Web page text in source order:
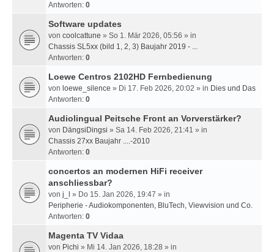
Antworten: 0
Software updates
von coolcattune » So 1. Mär 2026, 05:56 » in
Chassis SL5xx (bild 1, 2, 3) Baujahr 2019 - ...
Antworten: 0
Loewe Centros 2102HD Fernbedienung
von loewe_silence » Di 17. Feb 2026, 20:02 » in Dies und Das
Antworten: 0
Audiolingual Peitsche Front an Vorverstärker?
von DängsiDingsi » Sa 14. Feb 2026, 21:41 » in
Chassis 27xx Baujahr ....-2010
Antworten: 0
concertos an modernen HiFi receiver
anschliessbar?
von j_l
» Do 15. Jan 2026, 19:47 » in
Peripherie - Audiokomponenten, BluTech, Viewvision und Co.
Antworten: 0
Magenta TV Vidaa
von Pichi » Mi 14. Jan 2026, 18:28 » in